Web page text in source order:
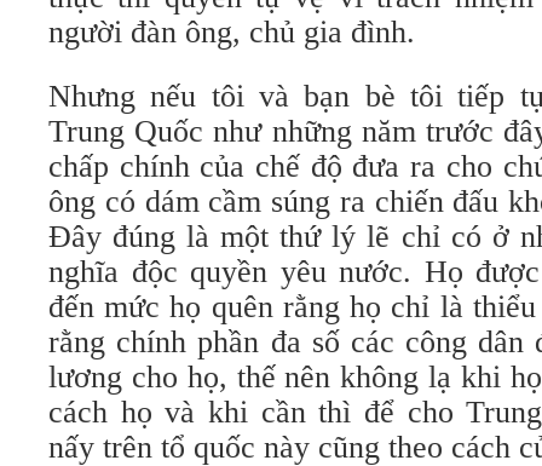
người đàn ông, chủ gia đình.
Nhưng nếu tôi và bạn bè tôi tiếp
Trung Quốc như những năm trước
chấp chính của chế độ đưa ra cho
ông có dám cầm súng ra chiến đấu
Đây đúng là một thứ lý lẽ chỉ có ở
nghĩa độc quyền yêu nước. Họ
đến mức họ quên rằng họ chỉ là
rằng chính phần đa số các công dân
lương cho họ, thế nên không lạ khi
cách họ và khi cần thì để cho
nấy trên tổ quốc này cũng theo cách